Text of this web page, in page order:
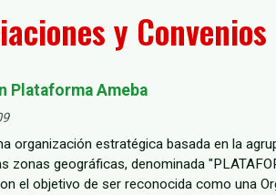
y Convenios
Plataforma Ameba
organización estratégica basada en la
zonas geográficas, denominada
el objetivo de ser reconocida como una